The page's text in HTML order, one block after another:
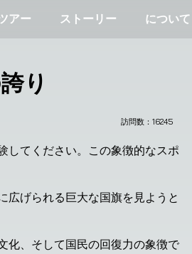
アー ストーリー について
り
訪問数： 16245
してください。この象徴的なスポ
広げられる巨大な国旗を見ようと
化、そして国民の回復力の象徴で